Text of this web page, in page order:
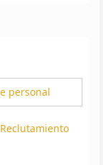
personal